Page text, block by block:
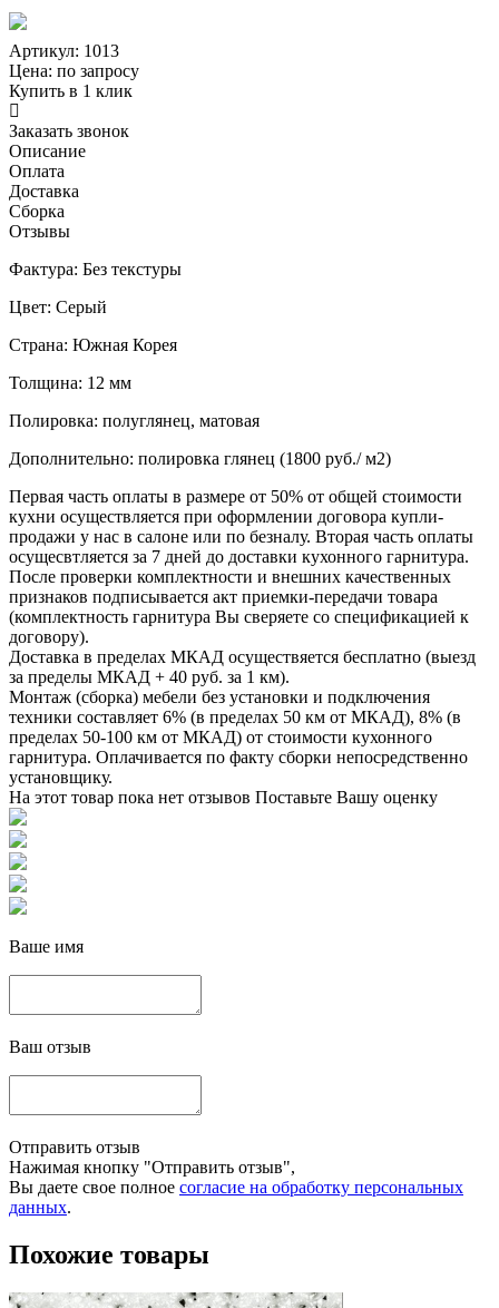
Артикул: 1013
Цена: по запросу
Купить в 1 клик
Заказать звонок
Описание
Оплата
Доставка
Сборка
Отзывы
Фактура: Без текстуры
Цвет: Серый
Страна: Южная Корея
Толщина: 12 мм
Полировка: полуглянец, матовая
Дополнительно: полировка глянец (1800 руб./ м2)
Первая часть оплаты в размере от 50% от общей стоимости
кухни осуществляется при оформлении договора купли-
продажи у нас в салоне или по безналу. Вторая часть оплаты
осущесвтляется за 7 дней до доставки кухонного гарнитура.
После проверки комплектности и внешних качественных
признаков подписывается акт приемки-передачи товара
(комплектность гарнитура Вы сверяете со спецификацией к
договору).
Доставка в пределах МКАД осуществяется бесплатно (выезд
за пределы МКАД + 40 руб. за 1 км).
Монтаж (сборка) мебели без установки и подключения
техники составляет 6% (в пределах 50 км от МКАД), 8% (в
пределах 50-100 км от МКАД) от стоимости кухонного
гарнитура. Оплачивается по факту сборки непосредственно
установщику.
На этот товар пока нет отзывов Поставьте Вашу оценку
Ваше имя
Ваш отзыв
Отправить отзыв
Нажимая кнопку "Отправить отзыв",
Вы даете свое полное согласие на обработку персональных
данных.
Похожие товары